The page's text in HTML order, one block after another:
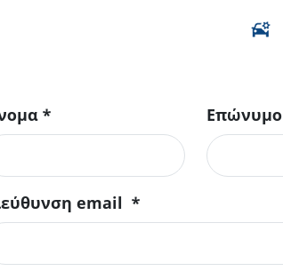
* Επώνυμο
email *